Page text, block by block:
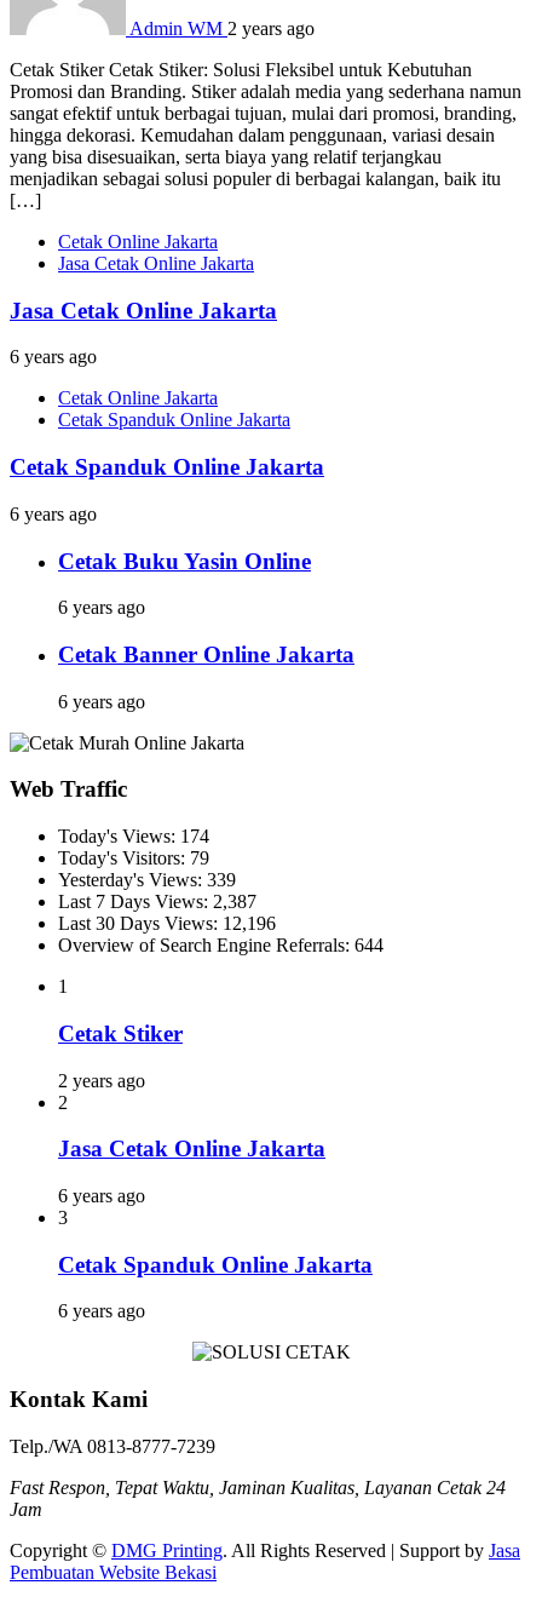
Admin WM 2 years ago
Cetak Stiker Cetak Stiker: Solusi Fleksibel untuk Kebutuhan
Promosi dan Branding. Stiker adalah media yang sederhana namun
sangat efektif untuk berbagai tujuan, mulai dari promosi, branding,
hingga dekorasi. Kemudahan dalam penggunaan, variasi desain
yang bisa disesuaikan, serta biaya yang relatif terjangkau
menjadikan sebagai solusi populer di berbagai kalangan, baik itu
[…]
Cetak Online Jakarta
Jasa Cetak Online Jakarta
Jasa Cetak Online Jakarta
6 years ago
Cetak Online Jakarta
Cetak Spanduk Online Jakarta
Cetak Spanduk Online Jakarta
6 years ago
Cetak Buku Yasin Online
6 years ago
Cetak Banner Online Jakarta
6 years ago
Web Traffic
Today's Views: 174
Today's Visitors: 79
Yesterday's Views: 339
Last 7 Days Views: 2,387
Last 30 Days Views: 12,196
Overview of Search Engine Referrals: 644
1
Cetak Stiker
2 years ago
2
Jasa Cetak Online Jakarta
6 years ago
3
Cetak Spanduk Online Jakarta
6 years ago
Kontak Kami
Telp./WA 0813-8777-7239
Fast Respon, Tepat Waktu, Jaminan Kualitas, Layanan Cetak 24
Jam
Copyright © DMG Printing. All Rights Reserved | Support by Jasa
Pembuatan Website Bekasi